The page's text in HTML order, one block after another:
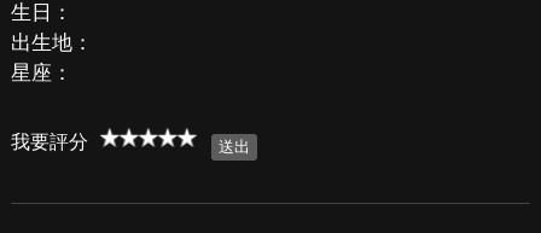
生日：
出生地：
星座：
我要評分